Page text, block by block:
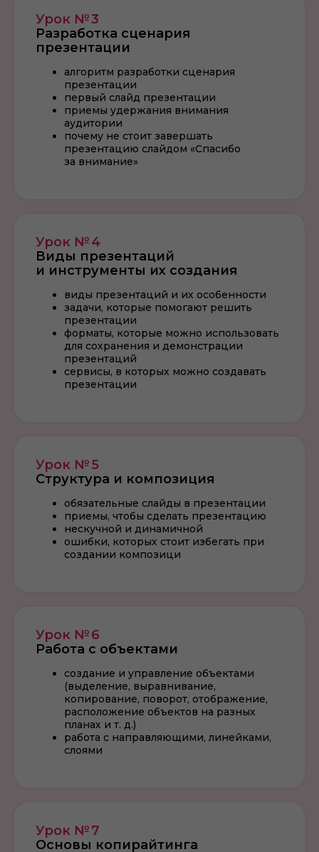
Урок № 3
Разработка сценария
презентации
алгоритм разработки сценария
презентации
первый слайд презентации
приемы удержания внимания
аудитории
почему не стоит завершать
презентацию слайдом «Спасибо
за внимание»
Урок № 4
Виды презентаций
и инструменты их создания
виды презентаций и их особенности
задачи, которые помогают решить
презентации
форматы, которые можно использовать
для сохранения и демонстрации
презентаций
сервисы, в которых можно создавать
презентации
Урок № 5
Структура и композиция
обязательные слайды в презентации
приемы, чтобы сделать презентацию
нескучной и динамичной
ошибки, которых стоит избегать при
создании композици
Урок № 6
Работа с объектами
создание и управление объектами
(выделение, выравнивание,
копирование, поворот, отображение,
расположение объектов на разных
планах и т. д.)
работа с направляющими, линейками,
слоями
Урок № 7
Основы копирайтинга